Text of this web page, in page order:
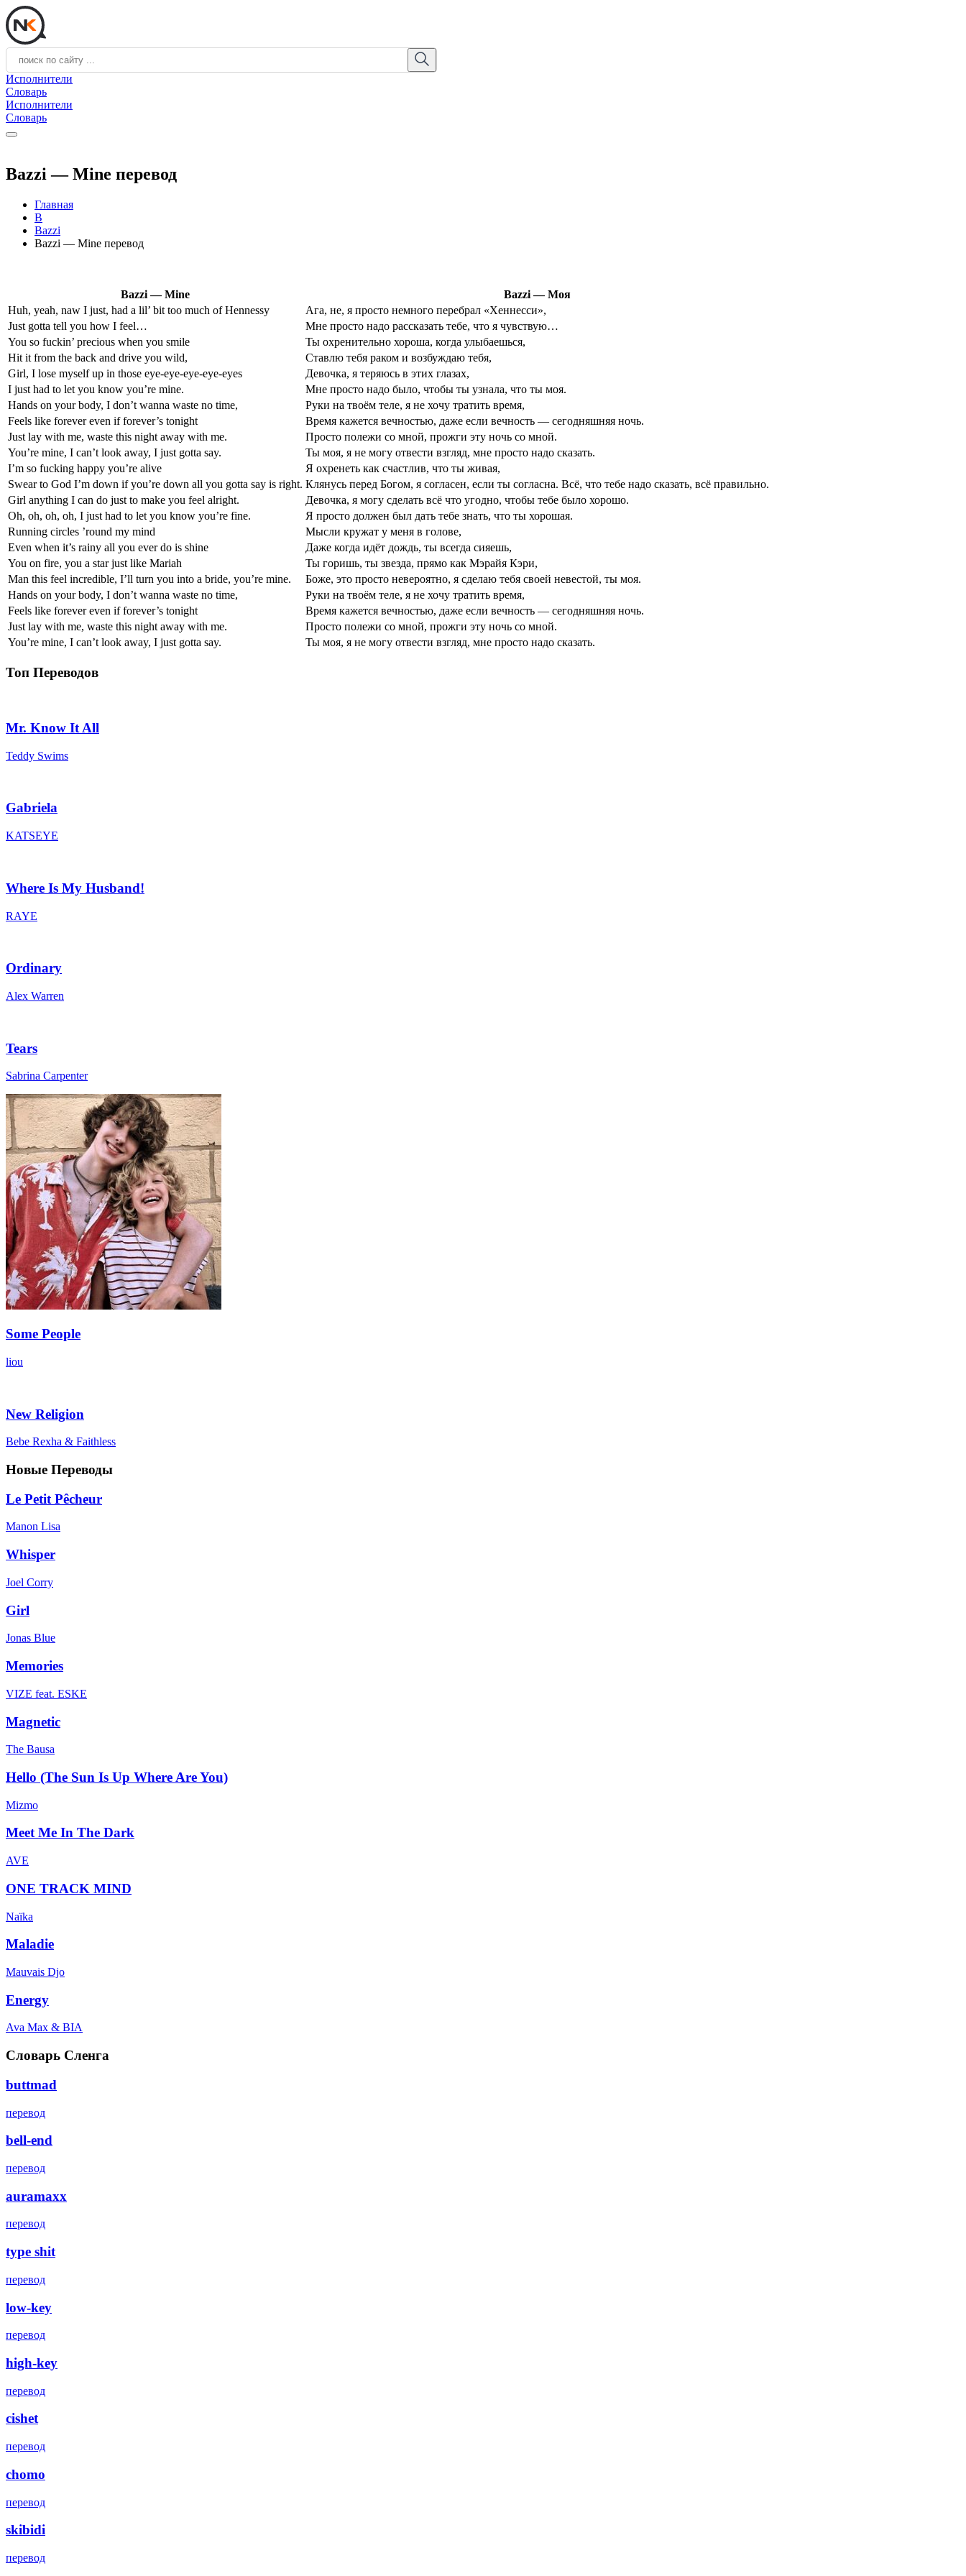
Исполнители
Словарь
Исполнители
Словарь
Bazzi — Mine перевод
Главная
B
Bazzi
Bazzi — Mine перевод
Bazzi — Mine
Bazzi — Моя
Huh, yeah, naw I just, had a lil’ bit too much of Hennessy
Ага, не, я просто немного перебрал «Хеннесси»,
Just gotta tell you how I feel…
Мне просто надо рассказать тебе, что я чувствую…
You so fuckin’ precious when you smile
Ты охренительно хороша, когда улыбаешься,
Hit it from the back and drive you wild,
Ставлю тебя раком и возбуждаю тебя,
Girl, I lose myself up in those eye-eye-eye-eye-eyes
Девочка, я теряюсь в этих глазах,
I just had to let you know you’re mine.
Мне просто надо было, чтобы ты узнала, что ты моя.
Hands on your body, I don’t wanna waste no time,
Руки на твоём теле, я не хочу тратить время,
Feels like forever even if forever’s tonight
Время кажется вечностью, даже если вечность — сегодняшняя ночь.
Just lay with me, waste this night away with me.
Просто полежи со мной, прожги эту ночь со мной.
You’re mine, I can’t look away, I just gotta say.
Ты моя, я не могу отвести взгляд, мне просто надо сказать.
I’m so fucking happy you’re alive
Я охренеть как счастлив, что ты живая,
Swear to God I’m down if you’re down all you gotta say is right. Клянусь перед Богом, я согласен, если ты согласна. Всё, что тебе надо сказать, всё правильно.
Girl anything I can do just to make you feel alright.
Девочка, я могу сделать всё что угодно, чтобы тебе было хорошо.
Oh, oh, oh, oh, I just had to let you know you’re fine.
Я просто должен был дать тебе знать, что ты хорошая.
Running circles ’round my mind
Мысли кружат у меня в голове,
Even when it’s rainy all you ever do is shine
Даже когда идёт дождь, ты всегда сияешь,
You on fire, you a star just like Mariah
Ты горишь, ты звезда, прямо как Мэрайя Кэри,
Man this feel incredible, I’ll turn you into a bride, you’re mine.
Боже, это просто невероятно, я сделаю тебя своей невестой, ты моя.
Hands on your body, I don’t wanna waste no time,
Руки на твоём теле, я не хочу тратить время,
Feels like forever even if forever’s tonight
Время кажется вечностью, даже если вечность — сегодняшняя ночь.
Just lay with me, waste this night away with me.
Просто полежи со мной, прожги эту ночь со мной.
You’re mine, I can’t look away, I just gotta say.
Ты моя, я не могу отвести взгляд, мне просто надо сказать.
Топ Переводов
Mr. Know It All
Teddy Swims
Gabriela
KATSEYE
Where Is My Husband!
RAYE
Ordinary
Alex Warren
Tears
Sabrina Carpenter
Some People
liou
New Religion
Bebe Rexha & Faithless
Новые Переводы
Le Petit Pêcheur
Manon Lisa
Whisper
Joel Corry
Girl
Jonas Blue
Memories
VIZE feat. ESKE
Magnetic
The Bausa
Hello (The Sun Is Up Where Are You)
Mizmo
Meet Me In The Dark
AVE
ONE TRACK MIND
Naïka
Maladie
Mauvais Djo
Energy
Ava Max & BIA
Словарь Сленга
buttmad
перевод
bell-end
перевод
auramaxx
перевод
type shit
перевод
low-key
перевод
high-key
перевод
cishet
перевод
chomo
перевод
skibidi
перевод